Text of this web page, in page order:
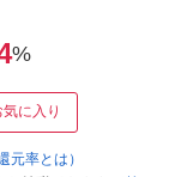
%
気に入り
元率とは）